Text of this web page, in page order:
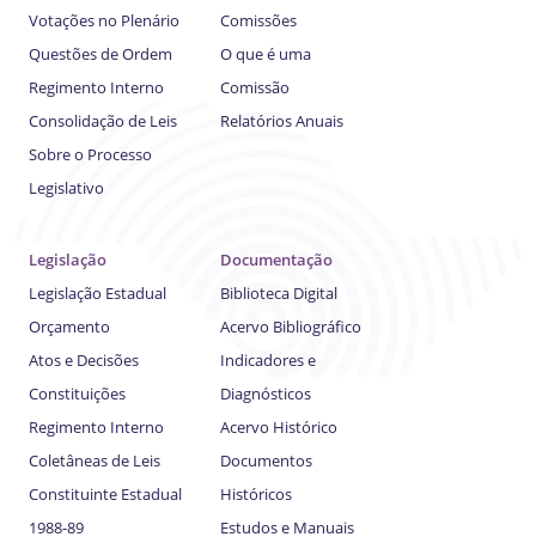
Votações no Plenário
Questões de Ordem
Regimento Interno
Consolidação de Leis
Sobre o Processo
Legislativo
Comissões
O que é uma
Comissão
Relatórios Anuais
Legislação
Legislação Estadual
Orçamento
Atos e Decisões
Constituições
Regimento Interno
Coletâneas de Leis
Constituinte Estadual
1988-89
Documentação
Biblioteca Digital
Acervo Bibliográfico
Indicadores e
Diagnósticos
Acervo Histórico
Documentos
Históricos
Estudos e Manuais